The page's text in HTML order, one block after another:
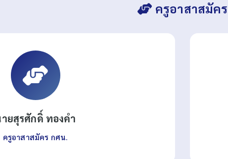
ครูอาสาสมัคร
ยสุรศักดิ์ ทองคำ
ครูอาสาสมัคร กศน.